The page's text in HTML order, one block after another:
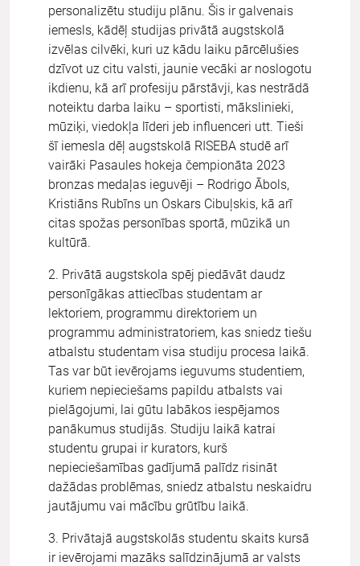
personalizētu studiju plānu. Šis ir galvenais
iemesls, kādēļ studijas privātā augstskolā
izvēlas cilvēki, kuri uz kādu laiku pārcēlušies
dzīvot uz citu valsti, jaunie vecāki ar noslogotu
ikdienu, kā arī profesiju pārstāvji, kas nestrādā
noteiktu darba laiku – sportisti, mākslinieki,
mūziķi, viedokļa līderi jeb influenceri utt. Tieši
šī iemesla dēļ augstskolā RISEBA studē arī
vairāki Pasaules hokeja čempionāta 2023
bronzas medaļas ieguvēji – Rodrigo Ābols,
Kristiāns Rubīns un Oskars Cibuļskis, kā arī
citas spožas personības sportā, mūzikā un
kultūrā.
2. Privātā augstskola spēj piedāvāt daudz
personīgākas attiecības studentam ar
lektoriem, programmu direktoriem un
programmu administratoriem, kas sniedz tiešu
atbalstu studentam visa studiju procesa laikā.
Tas var būt ievērojams ieguvums studentiem,
kuriem nepieciešams papildu atbalsts vai
pielāgojumi, lai gūtu labākos iespējamos
panākumus studijās. Studiju laikā katrai
studentu grupai ir kurators, kurš
nepieciešamības gadījumā palīdz risināt
dažādas problēmas, sniedz atbalstu neskaidru
jautājumu vai mācību grūtību laikā.
3. Privātajā augstskolās studentu skaits kursā
ir ievērojami mazāks salīdzinājumā ar valsts